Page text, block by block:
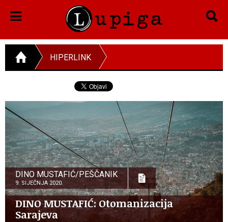
HIPERLINK
DINO MUSTAFIĆ/PEŠČANIK
9. SIJEČNJA 2020.
DINO MUSTAFIĆ: Otomanizacija
Sarajeva